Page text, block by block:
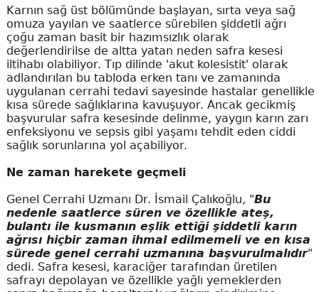
Karnın sağ üst bölümünde başlayan, sırta veya sağ
omuza yayılan ve saatlerce sürebilen şiddetli ağrı
çoğu zaman basit bir hazımsızlık olarak
değerlendirilse de altta yatan neden safra kesesi
iltihabı olabiliyor. Tıp dilinde 'akut kolesistit' olarak
adlandırılan bu tabloda erken tanı ve zamanında
uygulanan cerrahi tedavi sayesinde hastalar genellikle
kısa sürede sağlıklarına kavuşuyor. Ancak gecikmiş
başvurular safra kesesinde delinme, yaygın karın zarı
enfeksiyonu ve sepsis gibi yaşamı tehdit eden ciddi
sağlık sorunlarına yol açabiliyor.
Ne zaman harekete geçmeli
Genel Cerrahi Uzmanı Dr. İsmail Çalıkoğlu, "Bu
nedenle saatlerce süren ve özellikle ateş,
bulantı ile kusmanın eşlik ettiği şiddetli karın
ağrısı hiçbir zaman ihmal edilmemeli ve en kısa
sürede genel cerrahi uzmanına başvurulmalıdır"
dedi. Safra kesesi, karaciğer tarafından üretilen
safrayı depolayan ve özellikle yağlı yemeklerden